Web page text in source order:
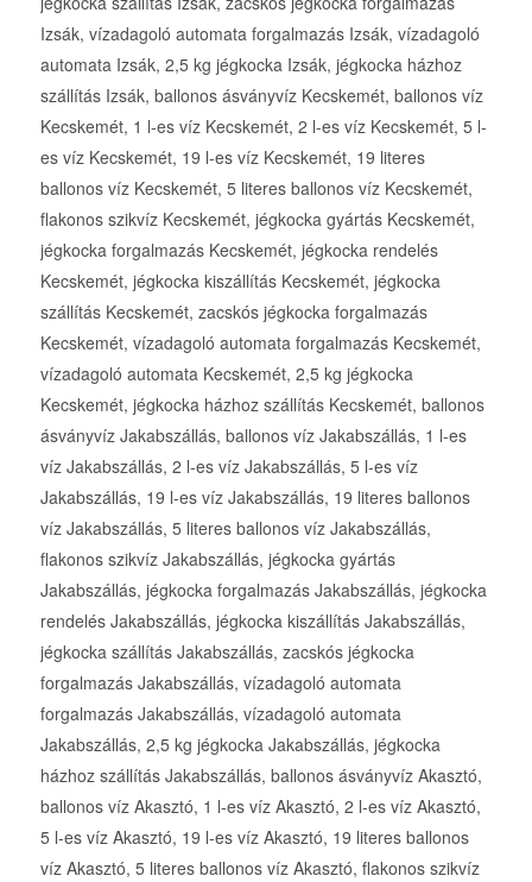
Izsák, vízadagoló automata forgalmazás Izsák, vízadagoló
automata Izsák, 2,5 kg jégkocka Izsák, jégkocka házhoz
szállítás Izsák, ballonos ásványvíz Kecskemét, ballonos víz
Kecskemét, 1 l-es víz Kecskemét, 2 l-es víz Kecskemét, 5 l-
es víz Kecskemét, 19 l-es víz Kecskemét, 19 literes
ballonos víz Kecskemét, 5 literes ballonos víz Kecskemét,
flakonos szikvíz Kecskemét, jégkocka gyártás Kecskemét,
jégkocka forgalmazás Kecskemét, jégkocka rendelés
Kecskemét, jégkocka kiszállítás Kecskemét, jégkocka
szállítás Kecskemét, zacskós jégkocka forgalmazás
Kecskemét, vízadagoló automata forgalmazás Kecskemét,
vízadagoló automata Kecskemét, 2,5 kg jégkocka
Kecskemét, jégkocka házhoz szállítás Kecskemét, ballonos
ásványvíz Jakabszállás, ballonos víz Jakabszállás, 1 l-es
víz Jakabszállás, 2 l-es víz Jakabszállás, 5 l-es víz
Jakabszállás, 19 l-es víz Jakabszállás, 19 literes ballonos
víz Jakabszállás, 5 literes ballonos víz Jakabszállás,
flakonos szikvíz Jakabszállás, jégkocka gyártás
Jakabszállás, jégkocka forgalmazás Jakabszállás, jégkocka
rendelés Jakabszállás, jégkocka kiszállítás Jakabszállás,
jégkocka szállítás Jakabszállás, zacskós jégkocka
forgalmazás Jakabszállás, vízadagoló automata
forgalmazás Jakabszállás, vízadagoló automata
Jakabszállás, 2,5 kg jégkocka Jakabszállás, jégkocka
házhoz szállítás Jakabszállás, ballonos ásványvíz Akasztó,
ballonos víz Akasztó, 1 l-es víz Akasztó, 2 l-es víz Akasztó,
5 l-es víz Akasztó, 19 l-es víz Akasztó, 19 literes ballonos
víz Akasztó, 5 literes ballonos víz Akasztó, flakonos szikvíz